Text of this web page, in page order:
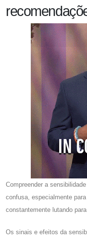
Compreender a
confusa, especialmente
constantemente lutando
Os sinais e efeitos da